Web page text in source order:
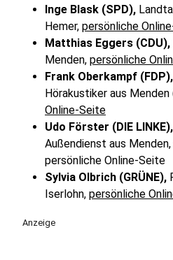
Inge Blask (SPD),
Hemer, persönliche
Matthias Eggers (CDU),
Menden, persönliche
Frank Oberkampf (FDP),
Hörakustiker aus Menden
Online-Seite
Udo Förster (DIE LINKE),
Außendienst aus
persönliche Online-Seite
Sylvia Olbrich (GRÜNE),
Iserlohn, persönliche
Anzeige